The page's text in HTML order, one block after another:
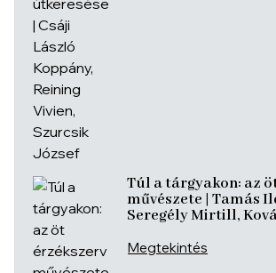
Túl a tárgyakon: az
művészete | Tamás
Seregély Mirtill,
Megtekintés